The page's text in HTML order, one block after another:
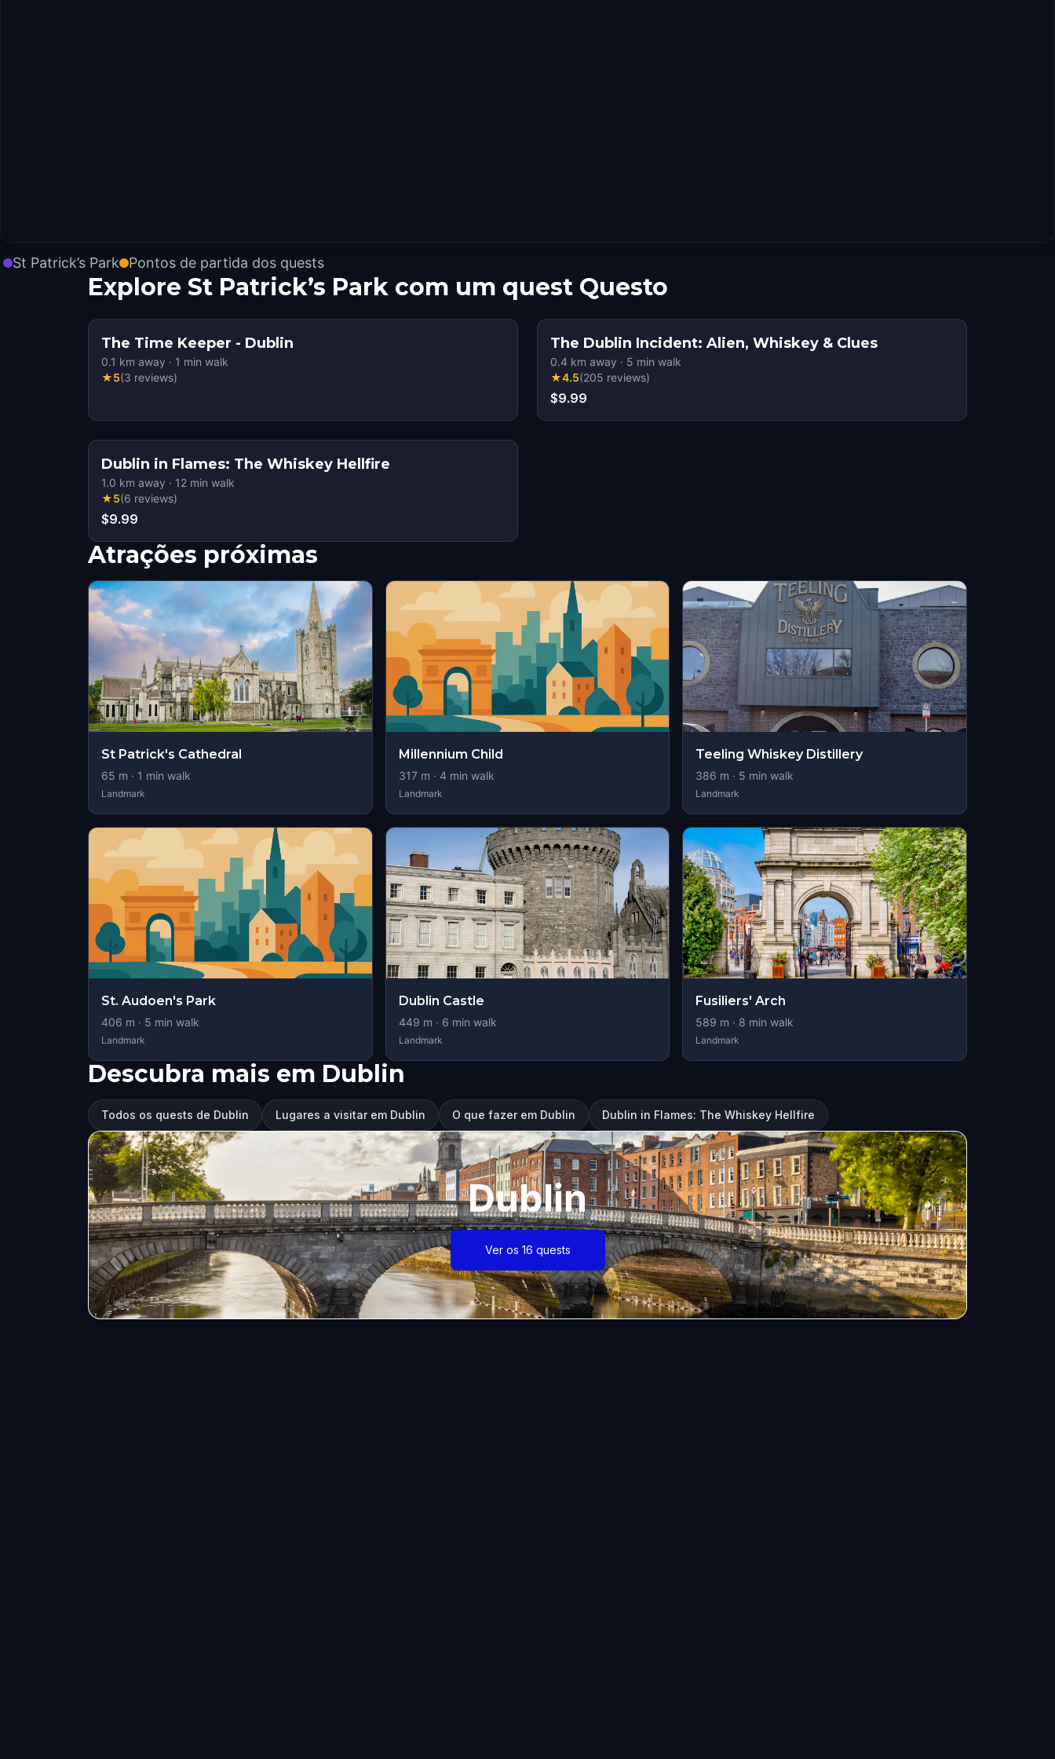
St Patrick’s Park Pontos de partida dos quests
Explore St Patrick’s Park com um quest Questo
The Time Keeper - Dublin
0.1 km away · 1 min walk
★5(3 reviews)
The Dublin Incident: Alien, Whiskey & Clues
0.4 km away · 5 min walk
★4.5(205 reviews)
$9.99
Dublin in Flames: The Whiskey Hellfire
1.0 km away · 12 min walk
★5(6 reviews)
$9.99
Atrações próximas
St Patrick's Cathedral
65 m · 1 min walk
Landmark
Millennium Child
317m · 4 min walk
Landmark
Teeling Whiskey Distillery
386 m · 5 min walk
Landmark
St. Audoen's Park
406 m · 5 min walk
Landmark
Dublin Castle
449 m · 6 min walk
Landmark
Fusiliers' Arch
589 m · 8 min walk
Landmark
Descubra mais em Dublin
Todos os quests de Dublin Lugares a visitar em Dublin O que fazer em Dublin Dublin in Flames: The Whiskey Hellfire
Dublin
Ver os 16 quests